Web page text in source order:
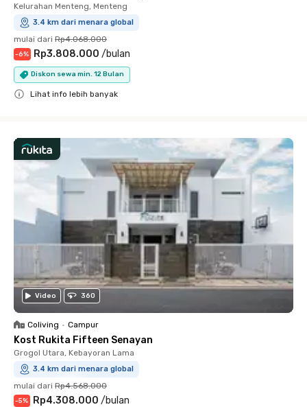
Kelurahan Menteng, Menteng
3.4 km dari menara global
mulai dari Rp4.068.000
-6% Rp3.808.000 /bulan
Diskon sewa min. 12 Bulan
Lihat info lebih banyak
Video 360
Coliving • Campur
Kost Rukita Fifteen Senayan
Grogol Utara, Kebayoran Lama
3.4 km dari menara global
mulai dari Rp4.568.000
-5% Rp4.308.000 /bulan